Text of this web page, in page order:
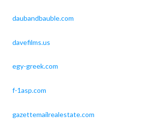
daubandbauble.com
davefilms.us
egy-greek.com
f-1asp.com
gazettemailrealestate.com